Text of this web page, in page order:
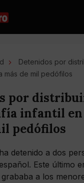
Detenidos por
más de mil pedófilos
por
infantil
pedófilos
detenido a dos
Este último
a los